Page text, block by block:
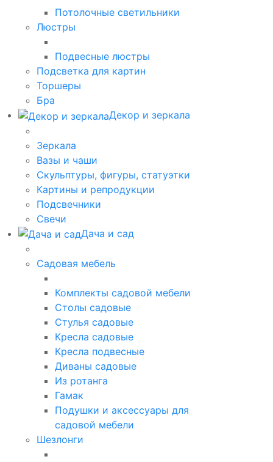
Потолочные светильники
Люстры
Подвесные люстры
Подсветка для картин
Торшеры
Бра
Декор и зеркала
Зеркала
Вазы и чаши
Скульптуры, фигуры, статуэтки
Картины и репродукции
Подсвечники
Свечи
Дача и сад
Садовая мебель
Комплекты садовой мебели
Столы садовые
Стулья садовые
Кресла садовые
Кресла подвесные
Диваны садовые
Из ротанга
Гамак
Подушки и аксессуары для
садовой мебели
Шезлонги